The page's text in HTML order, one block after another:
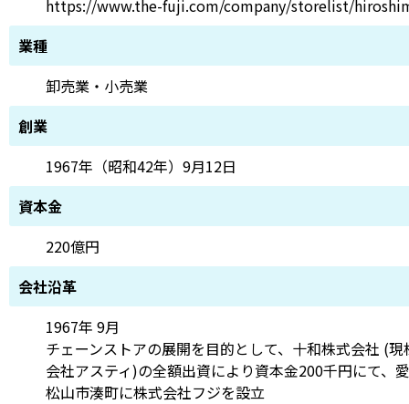
https://www.the-fuji.com/company/storelist/
業種
卸売業・小売業
創業
1967年（昭和42年）9月12日
資本金
220億円
会社沿革
1967年 9月
チェーンストアの展開を目的として、十和株式会社 (現
会社アスティ)の全額出資により資本金200千円にて、
松山市湊町に株式会社フジを設立